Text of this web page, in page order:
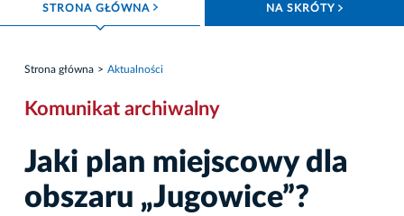
STRONA GŁÓWNA ROZWIŃ MENU NA SKRÓTY
Strona główna Aktualności
Komunikat archiwalny
Jaki plan miejscowy dla
obszaru „Jugowice”?